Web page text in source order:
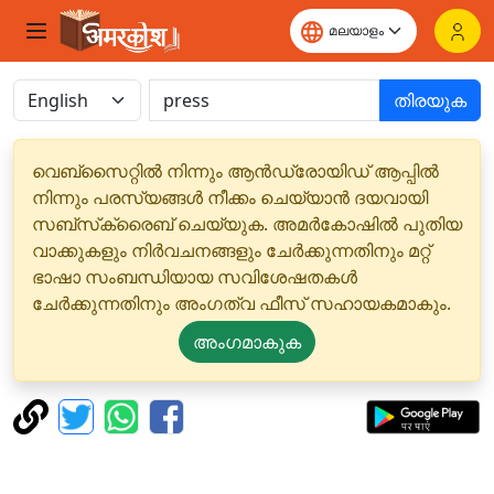
തിരയുക
വെബ്‌സൈറ്റിൽ നിന്നും ആൻഡ്രോയിഡ് ആപ്പിൽ
നിന്നും പരസ്യങ്ങൾ നീക്കം ചെയ്യാൻ ദയവായി
സബ്‌സ്‌ക്രൈബ് ചെയ്യുക. അമർകോഷിൽ പുതിയ
വാക്കുകളും നിർവചനങ്ങളും ചേർക്കുന്നതിനും മറ്റ്
ഭാഷാ സംബന്ധിയായ സവിശേഷതകൾ
ചേർക്കുന്നതിനും അംഗത്വ ഫീസ് സഹായകമാകും.
അംഗമാകുക